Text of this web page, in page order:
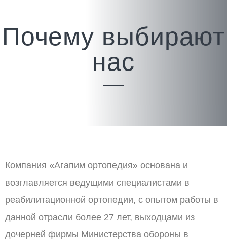
Почему выбирают
нас
Компания «Агапим ортопедия» основана и
возглавляется ведущими специалистами в
реабилитационной ортопедии, с опытом работы в
данной отрасли более 27 лет, выходцами из
дочерней фирмы Министерства обороны в